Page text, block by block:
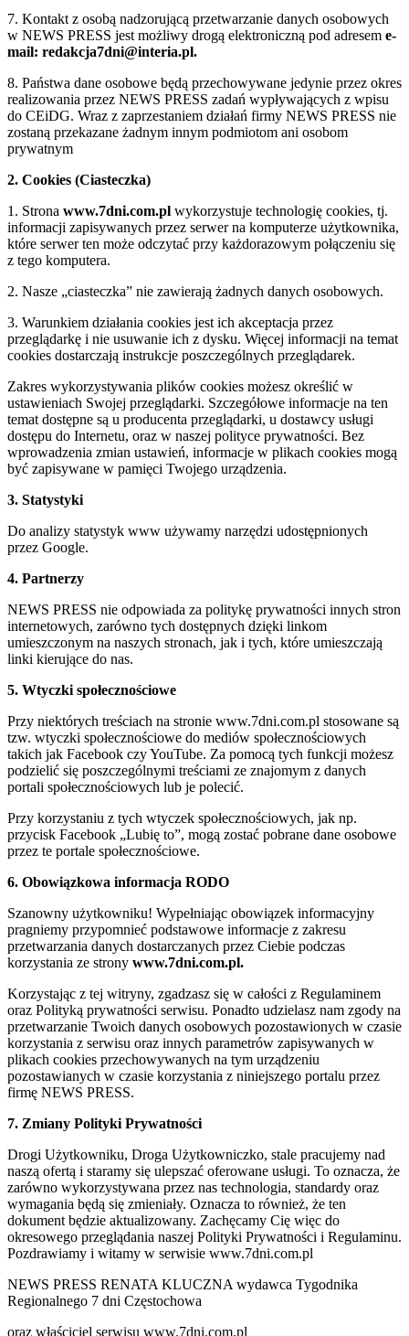
7. Kontakt z osobą nadzorującą przetwarzanie danych osobowych
w NEWS PRESS jest możliwy drogą elektroniczną pod adresem e-
mail: redakcja7dni@interia.pl.
8. Państwa dane osobowe będą przechowywane jedynie przez okres
realizowania przez NEWS PRESS zadań wypływających z wpisu
do CEiDG. Wraz z zaprzestaniem działań firmy NEWS PRESS nie
zostaną przekazane żadnym innym podmiotom ani osobom
prywatnym
2. Cookies (Ciasteczka)
1. Strona www.7dni.com.pl wykorzystuje technologię cookies, tj.
informacji zapisywanych przez serwer na komputerze użytkownika,
które serwer ten może odczytać przy każdorazowym połączeniu się
z tego komputera.
2. Nasze „ciasteczka” nie zawierają żadnych danych osobowych.
3. Warunkiem działania cookies jest ich akceptacja przez
przeglądarkę i nie usuwanie ich z dysku. Więcej informacji na temat
cookies dostarczają instrukcje poszczególnych przeglądarek.
Zakres wykorzystywania plików cookies możesz określić w
ustawieniach Swojej przeglądarki. Szczegółowe informacje na ten
temat dostępne są u producenta przeglądarki, u dostawcy usługi
dostępu do Internetu, oraz w naszej polityce prywatności. Bez
wprowadzenia zmian ustawień, informacje w plikach cookies mogą
być zapisywane w pamięci Twojego urządzenia.
3. Statystyki
Do analizy statystyk www używamy narzędzi udostępnionych
przez Google.
4. Partnerzy
NEWS PRESS nie odpowiada za politykę prywatności innych stron
internetowych, zarówno tych dostępnych dzięki linkom
umieszczonym na naszych stronach, jak i tych, które umieszczają
linki kierujące do nas.
5. Wtyczki społecznościowe
Przy niektórych treściach na stronie www.7dni.com.pl stosowane są
tzw. wtyczki społecznościowe do mediów społecznościowych
takich jak Facebook czy YouTube. Za pomocą tych funkcji możesz
podzielić się poszczególnymi treściami ze znajomym z danych
portali społecznościowych lub je polecić.
Przy korzystaniu z tych wtyczek społecznościowych, jak np.
przycisk Facebook „Lubię to”, mogą zostać pobrane dane osobowe
przez te portale społecznościowe.
6. Obowiązkowa informacja RODO
Szanowny użytkowniku! Wypełniając obowiązek informacyjny
pragniemy przypomnieć podstawowe informacje z zakresu
przetwarzania danych dostarczanych przez Ciebie podczas
korzystania ze strony www.7dni.com.pl.
Korzystając z tej witryny, zgadzasz się w całości z Regulaminem
oraz Polityką prywatności serwisu. Ponadto udzielasz nam zgody na
przetwarzanie Twoich danych osobowych pozostawionych w czasie
korzystania z serwisu oraz innych parametrów zapisywanych w
plikach cookies przechowywanych na tym urządzeniu
pozostawianych w czasie korzystania z niniejszego portalu przez
firmę NEWS PRESS.
7. Zmiany Polityki Prywatności
Drogi Użytkowniku, Droga Użytkowniczko, stale pracujemy nad
naszą ofertą i staramy się ulepszać oferowane usługi. To oznacza, że
zarówno wykorzystywana przez nas technologia, standardy oraz
wymagania będą się zmieniały. Oznacza to również, że ten
dokument będzie aktualizowany. Zachęcamy Cię więc do
okresowego przeglądania naszej Polityki Prywatności i Regulaminu.
Pozdrawiamy i witamy w serwisie www.7dni.com.pl
NEWS PRESS RENATA KLUCZNA wydawca Tygodnika
Regionalnego 7 dni Częstochowa
oraz właściciel serwisu www.7dni.com.pl